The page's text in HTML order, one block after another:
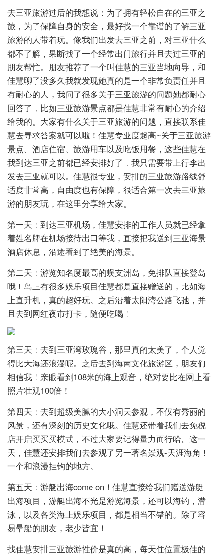
去三亚旅游过后的我想说：为了拥有轻松自在的三亚之
旅，为了保障自身的安全，最好找一个靠谱的了解三亚
旅游的人带着玩。像我们出发去三亚之前，对三亚什么
都不了解，果断找了一个经常出门旅行并且去过三亚的
朋友帮忙。朋友推荐了一个叫佳慧的三亚当地向导，和
佳慧聊了没多久我就发现她真的是一个非常负责任并且
有耐心的人，我问了很多关于三亚旅游的问题她都耐心
回答了，比如三亚旅游景点都是佳慧非常有耐心的介绍
给我的。大家有什么关于三亚旅游的问题，直接联系佳
慧去寻求答案就可以啦！佳慧专业度超高~关于三亚旅游
景点、酒店住宿、旅游用车以及吃饭用餐，这些佳慧在
我到达三亚之前都已经安排好了，我只需要带上行李出
发去三亚就可以。佳慧很专业，安排的三亚旅游路线舒
适度非常高，自由度也有保障，很适合第一次去三亚旅
游的朋友玩，在这里分享给大家。
第一天：到达三亚机场，佳慧安排的工作人员就已经拿
着姓名牌在机场接待出口等我，直接把我送到三亚海景
酒店休息，沿途看到了绝美的海景。
第二天：游览知名度最高的蜈支洲岛，免排队直接登岛
哦！岛上有很多娱乐项目佳慧都是直接赠送的，比如海
上直升机，真的超好玩。之后沿着太阳湾公路飞驰，并
且去到网红夜市打卡，随便吃喝！
第三天：去到三亚湾玫瑰谷，那里真的太美了，个人觉
得比大海还浪漫呢。之后去到海南文化旅游区，朋友们
相信我！亲眼看到108米的海上观音，绝对要比在网上看
照片壮观100倍！
第四天：去到超级美腻的大小洞天参观，不仅有秀丽的
风景，还有深刻的历史文化哦。佳慧还带着我们去免税
店开启买买买模式，不过大家要记得量力而行哈。这一
天，佳慧还安排我们去参观了另一著名景观-天涯海角！
一个和浪漫挂钩的地方。
第五天：游艇出海come on！佳慧直接给我们赠送游艇
出海项目，游艇出海不光是游览海景，还可以海钓，潜
泳，以及各类海上娱乐项目，都是相当不错的。除了容
易晕船的朋友，老少皆宜！
找佳慧安排三亚旅游性价是真的高，每天住位置极佳的